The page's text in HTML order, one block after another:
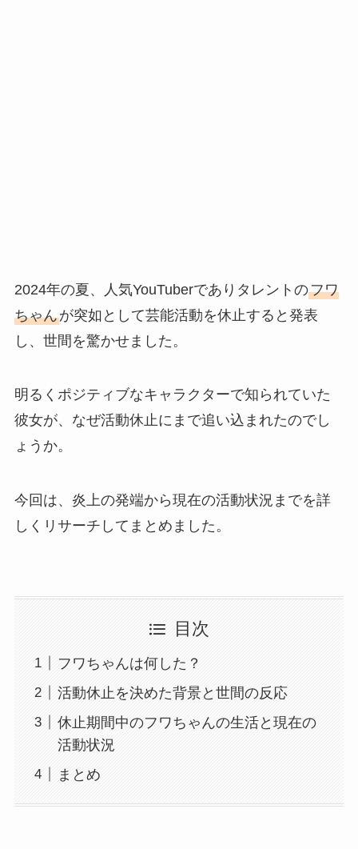
2024年の夏、人気YouTuberでありタレントのフワ
ちゃんが突如として芸能活動を休止すると発表
し、世間を驚かせました。
明るくポジティブなキャラクターで知られていた
彼女が、なぜ活動休止にまで追い込まれたのでし
ょうか。
今回は、炎上の発端から現在の活動状況までを詳
しくリサーチしてまとめました。
目次
フワちゃんは何した？
活動休止を決めた背景と世間の反応
休止期間中のフワちゃんの生活と現在の
活動状況
まとめ